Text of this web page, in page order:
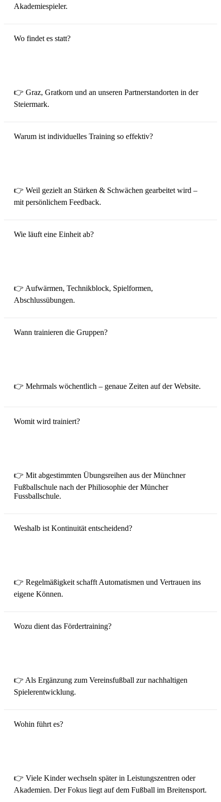
Akademiespieler.
Wo findet es statt?
👉 Graz, Gratkorn und an unseren Partnerstandorten in der
Steiermark.
Warum ist individuelles Training so effektiv?
👉 Weil gezielt an Stärken & Schwächen gearbeitet wird –
mit persönlichem Feedback.
Wie läuft eine Einheit ab?
👉 Aufwärmen, Technikblock, Spielformen,
Abschlussübungen.
Wann trainieren die Gruppen?
👉 Mehrmals wöchentlich – genaue Zeiten auf der Website.
Womit wird trainiert?
👉 Mit abgestimmten Übungsreihen aus der Münchner
Fußballschule nach der Philiosophie der Müncher
Fussballschule.
Weshalb ist Kontinuität entscheidend?
👉 Regelmäßigkeit schafft Automatismen und Vertrauen ins
eigene Können.
Wozu dient das Fördertraining?
👉 Als Ergänzung zum Vereinsfußball zur nachhaltigen
Spielerentwicklung.
Wohin führt es?
👉 Viele Kinder wechseln später in Leistungszentren oder
Akademien. Der Fokus liegt auf dem Fußball im Breitensport.